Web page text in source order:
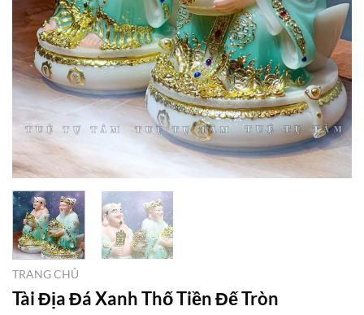
TRANG CHỦ
Tài Địa Đá Xanh Thố Tiền Đế Tròn